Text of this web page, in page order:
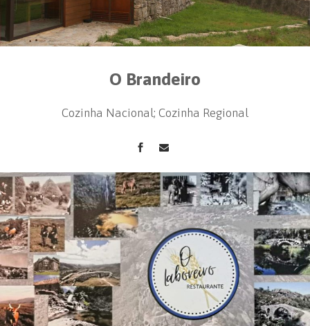
O Brandeiro
Cozinha Nacional; Cozinha Regional